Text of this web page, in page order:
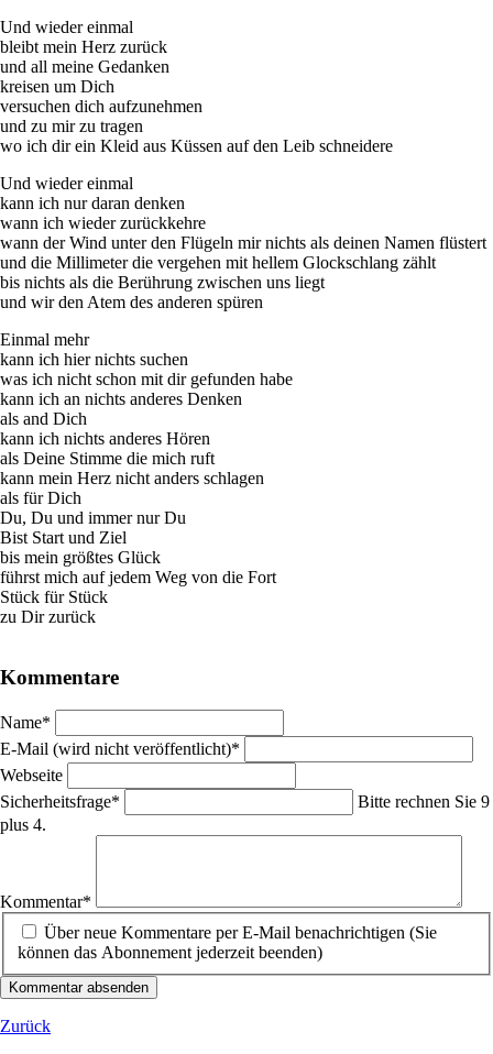
Und wieder einmal
bleibt mein Herz zurück
und all meine Gedanken
kreisen um Dich
versuchen dich aufzunehmen
und zu mir zu tragen
wo ich dir ein Kleid aus Küssen auf den Leib schneidere
Und wieder einmal
kann ich nur daran denken
wann ich wieder zurückkehre
wann der Wind unter den Flügeln mir nichts als deinen Namen flüstert
und die Millimeter die vergehen mit hellem Glockschlang zählt
bis nichts als die Berührung zwischen uns liegt
und wir den Atem des anderen spüren
Einmal mehr
kann ich hier nichts suchen
was ich nicht schon mit dir gefunden habe
kann ich an nichts anderes Denken
als and Dich
kann ich nichts anderes Hören
als Deine Stimme die mich ruft
kann mein Herz nicht anders schlagen
als für Dich
Du, Du und immer nur Du
Bist Start und Ziel
bis mein größtes Glück
führst mich auf jedem Weg von die Fort
Stück für Stück
zu Dir zurück
Kommentare
Pflichtfeld
Name*
Pflichtfeld
E-Mail (wird nicht veröffentlicht)*
Webseite
Pflichtfeld
Sicherheitsfrage*
Bitte rechnen Sie 9
plus 4.
Kommentar*
Über neue Kommentare per E-Mail benachrichtigen (Sie
können das Abonnement jederzeit beenden)
Kommentar absenden
Zurück